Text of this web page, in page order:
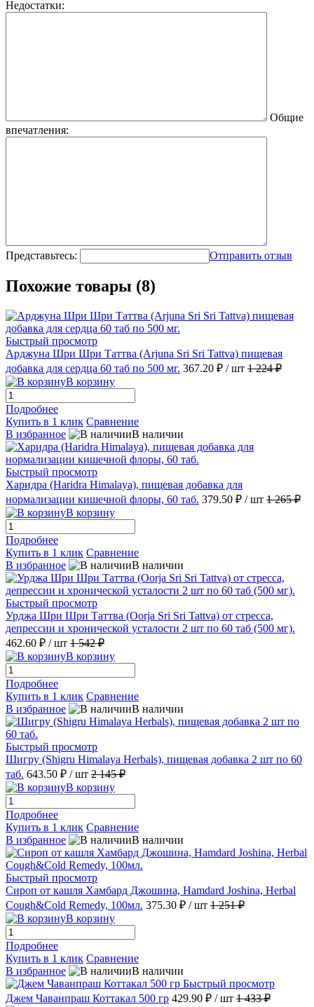
Недостатки:
Общие
впечатления:
Представьтесь: Отправить отзыв
Похожие товары (8)
Быстрый просмотр
Арджуна Шри Шри Таттва (Arjuna Sri Sri Tattva) пищевая
добавка для сердца 60 таб по 500 мг. 367.20 ₽ / шт 1 224 ₽
В корзину
Подробнее
Купить в 1 клик Сравнение
В избранное
В наличии
Быстрый просмотр
Харидра (Haridra Himalaya), пищевая добавка для
нормализации кишечной флоры, 60 таб. 379.50 ₽ / шт 1 265 ₽
В корзину
Подробнее
Купить в 1 клик Сравнение
В избранное
В наличии
Быстрый просмотр
Урджа Шри Шри Таттва (Oorja Sri Sri Tattva) от стресса,
депрессии и хронической усталости 2 шт по 60 таб (500 мг).
462.60 ₽ / шт 1 542 ₽
В корзину
Подробнее
Купить в 1 клик Сравнение
В избранное
В наличии
Быстрый просмотр
Шигру (Shigru Himalaya Herbals), пищевая добавка 2 шт по 60
таб. 643.50 ₽ / шт 2 145 ₽
В корзину
Подробнее
Купить в 1 клик Сравнение
В избранное
В наличии
Быстрый просмотр
Сироп от кашля Хамбард Джошина, Hamdard Joshina, Herbal
Cough&Cold Remedy, 100мл. 375.30 ₽ / шт 1 251 ₽
В корзину
Подробнее
Купить в 1 клик Сравнение
В избранное
В наличии
Быстрый просмотр
Джем Чаванпраш Коттакал 500 гр 429.90 ₽ / шт 1 433 ₽